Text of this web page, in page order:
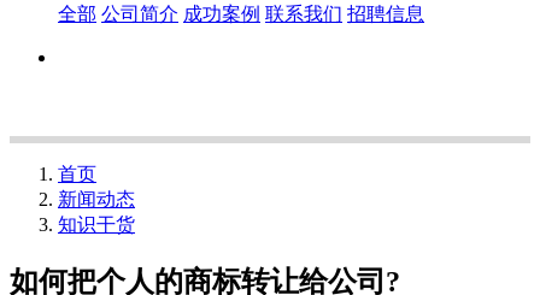
全部 公司简介 成功案例 联系我们 招聘信息
首页
新闻动态
知识干货
如何把个人的商标转让给公司?